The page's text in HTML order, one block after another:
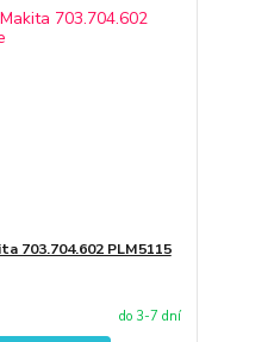
703.704.602 PLM5115
do 3-7 dní